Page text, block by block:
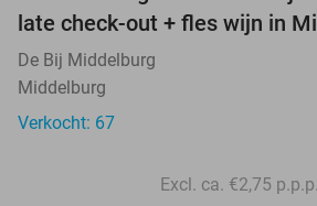
late check-out + fles wijn in
De Bij Middelburg
Middelburg
Verkocht: 67
Excl. ca. €2,75